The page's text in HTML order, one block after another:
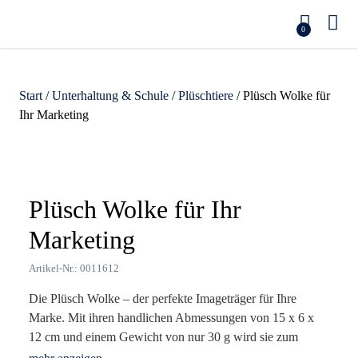
0
Start /Unterhaltung & Schule /Plüschtiere / Plüsch Wolke für
Ihr Marketing
Plüsch Wolke für Ihr
Marketing
Artikel-Nr.: 0011612
Die Plüsch Wolke – der perfekte Imageträger für Ihre
Marke. Mit ihren handlichen Abmessungen von 15 x 6 x
12 cm und einem Gewicht von nur 30 g wird sie zum